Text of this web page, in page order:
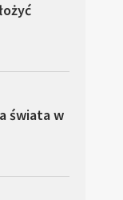
świata w